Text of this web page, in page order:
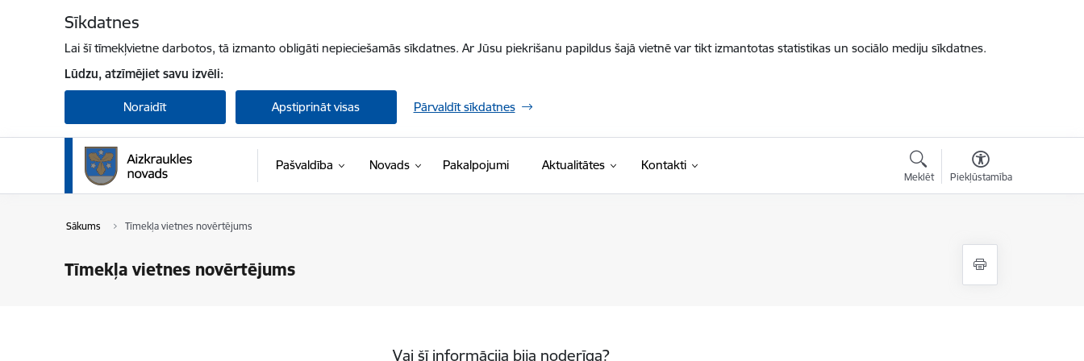
Sīkdatnes
Lai šī tīmekļvietne darbotos, tā izmanto obligāti nepieciešamās sīkdatnes. Ar Jūsu piekrišanu papildus šajā vietnē var tikt izmantotas statistikas un sociālo mediju sīkdatnes.
Lūdzu, atzīmējiet savu izvēli:
Noraidīt Apstiprināt visas Pārvaldīt sīkdatnes
Pašvaldība Novads Pakalpojumi Aktualitātes Kontakti
Meklēt Piekļūstamība
Sākums Tīmekļa vietnes novērtējums
Tīmekļa vietnes novērtējums
Vai šī informācija bija noderīga?